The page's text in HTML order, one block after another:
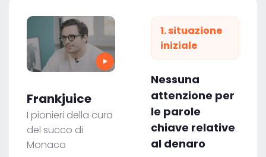
Frankjuice
I pionieri della cura
del succo di
Monaco
1. situazione
iniziale
Nessuna
attenzione per
le parole
chiave relative
al denaro